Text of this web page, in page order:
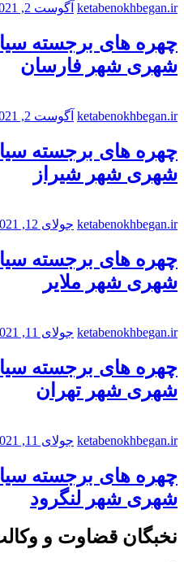
ketabenokhbegan.ir آگوست 2, 2021
چهره های برجسته
شهری شهر فارسان
ketabenokhbegan.ir آگوست 2, 2021
چهره های برجسته
شهری شهر شیراز
ketabenokhbegan.ir جولای 12, 2021
چهره های برجسته
شهری شهر ملایر
ketabenokhbegan.ir جولای 11, 2021
چهره های برجسته
شهری شهر تهران
ketabenokhbegan.ir جولای 11, 2021
چهره های برجسته
شهری شهر لنگرود
نخبگان قضاوت و